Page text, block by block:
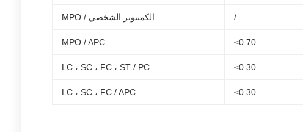
MPO / الكمبيوتر الشخصي /
MPO / APC ≤0.70
LC ، SC ، FC ، ST / PC ≤0.30
LC ، SC ، FC / APC ≤0.30